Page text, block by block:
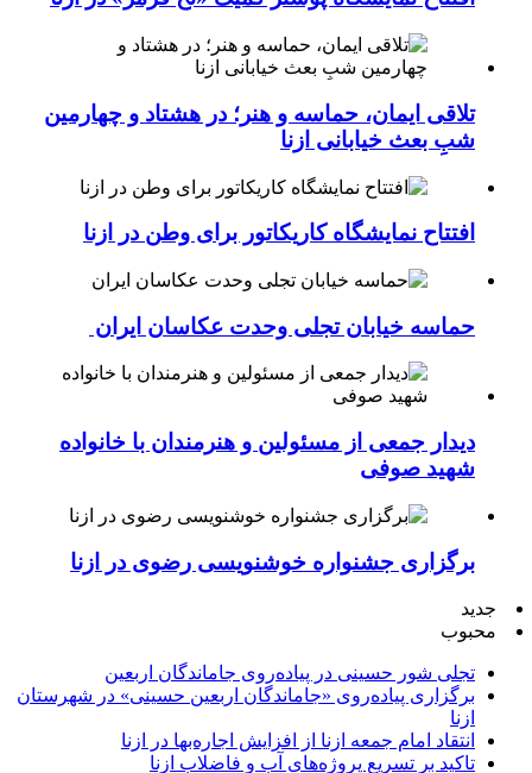
تلاقی ایمان، حماسه و هنر؛ در هشتاد و چهارمین
شبِ بعث خیابانی ازنا
افتتاح نمایشگاه کاریکاتور برای وطن در ازنا
حماسه خیابان تجلی وحدت عکاسان ایران
دیدار جمعی از مسئولین و هنرمندان با خانواده
شهید صوفی
برگزاری جشنواره خوشنویسی رضوی در ازنا
جدید
محبوب
تجلی شور حسینی در پیاده‌روی جاماندگان اربعین
برگزاری پیاده‌روی «جاماندگان اربعین حسینی» در شهرستان
ازنا
انتقاد امام جمعه ازنا از افزایش اجاره‌بها در ازنا
تاکید بر تسریع پروژه‌های آب و فاضلاب ازنا